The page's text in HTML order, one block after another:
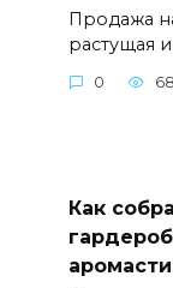
Продажа
растущая
0 68
Как